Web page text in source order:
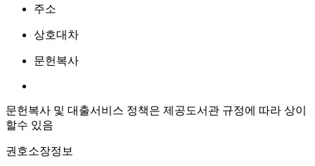
주소
상호대차
문헌복사
문헌복사 및 대출서비스 정책은 제공도서관 규정에 따라 상이
할수 있음
권호소장정보